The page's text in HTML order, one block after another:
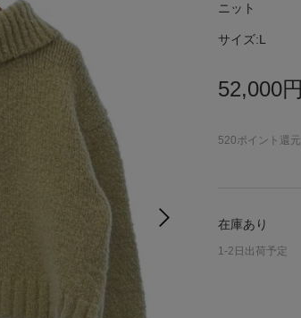
ニット
サイズ:L
52,000円
520ポイント還元
在庫あり
1-2日出荷予定